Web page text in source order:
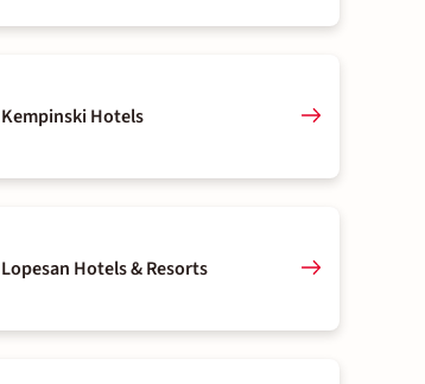
Kempinski Hotels
Lopesan Hotels & Resorts